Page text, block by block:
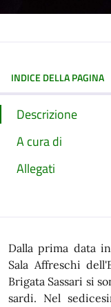
INDICE DELLA PAGINA
Descrizione
A cura di
Allegati
Dalla prima data
Sala Affreschi
Brigata Sassari si
sardi. Nel